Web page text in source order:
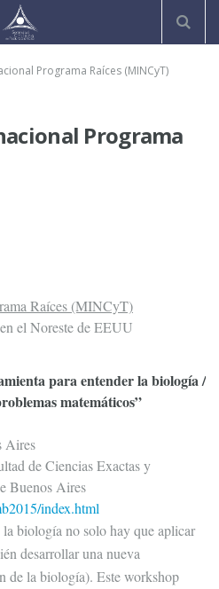
Programa Raíces (MINCyT)
Programa
Raíces (MINCyT)
el Noreste de EEUU
para entender la biología /
matemáticos”
Aires
de Ciencias Exactas y
Buenos Aires
index.html
biología no solo hay que aplicar
desarrollar una nueva
de la biología). Este workshop